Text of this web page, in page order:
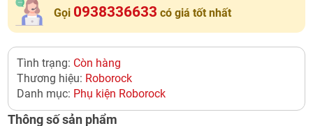
Gọi 0938336633 có giá tốt nhất
Tình trạng: Còn hàng
Thương hiệu: Roborock
Danh mục: Phụ kiện Roborock
Thông số sản phẩm